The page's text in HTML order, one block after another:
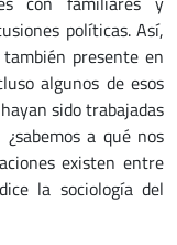
políticas. Así,
presente en
algunos de esos
sido trabajadas
a qué nos
existen entre
la sociología del